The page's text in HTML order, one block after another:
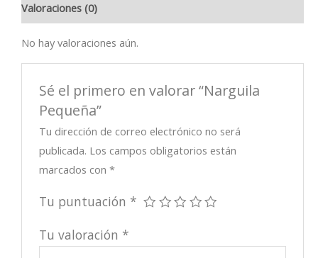
Valoraciones (0)
No hay valoraciones aún.
Sé el primero en valorar “Narguila
Pequeña”
Tu dirección de correo electrónico no será
publicada. Los campos obligatorios están
marcados con*
Tu puntuación *
Tu valoración *